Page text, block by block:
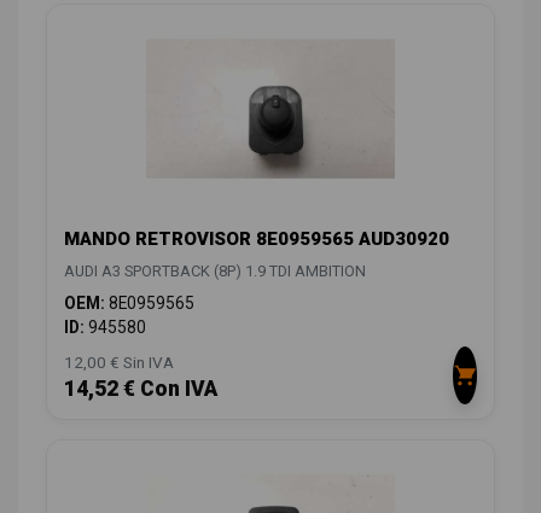
MANDO RETROVISOR 8E0959565 AUD30920
AUDI A3 SPORTBACK (8P) 1.9 TDI AMBITION
OEM: 8E0959565
ID: 945580
12,00 € Sin IVA
14,52 € Con IVA